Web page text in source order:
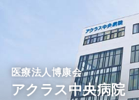
医療法人博康会
アクラス中央病院